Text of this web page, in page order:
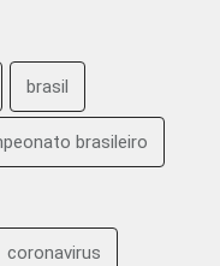
brasil
brasileiro
coronavirus